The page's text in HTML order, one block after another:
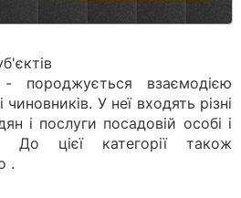
породжується взаємодією
У неї входять різні
і послуги посадовій особі і
До цієї категорії також
.